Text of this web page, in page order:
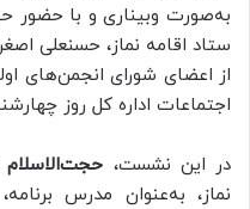
به‌صورت وبیناری و با حضور
ستاد اقامه نماز، حسنعلی
از اعضای شورای انجمن‌های
اجتماعات اداره کل روز
در این نشست، حجت‌الاسلام
نماز، به‌عنوان مدرس